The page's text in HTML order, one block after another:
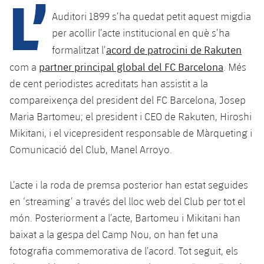
plusicon
més
Instal·lacions
Spotify Camp Nou
Palau Blaugrana
Barça Cafe
Ciutat Esportiva
plusicon
més
Serveis
plusicon
més
SUB13
SUB12
SUB11 A
SUB11 B
SUB10 A
SUB9 A
SUB9 B
SUB8 A
SUB12 C
SUB11 C
Entrades
Gameday Shows
Resultats
Classificacions
Jugadors
Fotos
Història
Palmarès
Base
Barça Atlètic
Junior
Cadet A
Cadet B
Infantil A
Infantil B
Campus Estiu
PLUSICON
MÉS
Primer Equip
plusicon
més
Actualitat
Calendari
Entrades
Resultats
Classificació
Jugadors
Barça Atlètic
plusicon
més
Actualitat
Resultats
Classificació
Jugadors
Base
plusicon
més
Cadet A
Cadet B
Primer equip
plusicon
més
Actualitat
Calendari
Barça Atlètic
plusicon
més
Actualitat
L’ Auditori 1899 s’ha quedat petit aquest migdia
per acollir l’acte institucional en què s’ha
formalitzat l’acord de patrocini de Rakuten
com a partner principal global del FC Barcelona . Més
de cent periodistes acreditats han assistit a la
compareixença del president del FC Barcelona, Josep
Maria Bartomeu; el president i CEO de Rakuten, Hiroshi
Mikitani, i el vicepresident responsable de Màrqueting i
Comunicació del Club, Manel Arroyo.
L’acte i la roda de premsa posterior han estat seguides
en ‘streaming’ a través del lloc web del Club per tot el
món. Posteriorment a l’acte, Bartomeu i Mikitani han
baixat a la gespa del Camp Nou, on han fet una
fotografia commemorativa de l’acord. Tot seguit, els